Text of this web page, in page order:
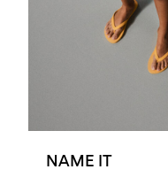
NAME IT